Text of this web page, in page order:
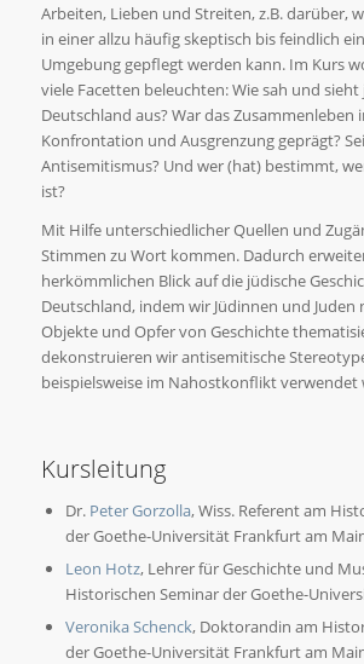
Arbeiten, Lieben und Streiten, z.B. darüber,
in einer allzu häufig skeptisch bis feindlich
Umgebung gepflegt werden kann. Im Kurs
viele Facetten beleuchten: Wie sah und sieht
Deutschland aus? War das Zusammenleben
Konfrontation und Ausgrenzung geprägt?
Antisemitismus? Und wer (hat) bestimmt,
ist?
Mit Hilfe unterschiedlicher Quellen und
Stimmen zu Wort kommen. Dadurch
herkömmlichen Blick auf die jüdische
Deutschland, indem wir Jüdinnen und Juden
Objekte und Opfer von Geschichte
dekonstruieren wir antisemitische
beispielsweise im Nahostkonflikt verwendet
Kursleitung
Dr. Peter Gorzolla, Wiss. Referent am
der Goethe-Universität Frankfurt am
Leon Hotz, Lehrer für Geschichte und
Historischen Seminar der Goethe-
Veronika Schenck, Doktorandin am
der Goethe-Universität Frankfurt am